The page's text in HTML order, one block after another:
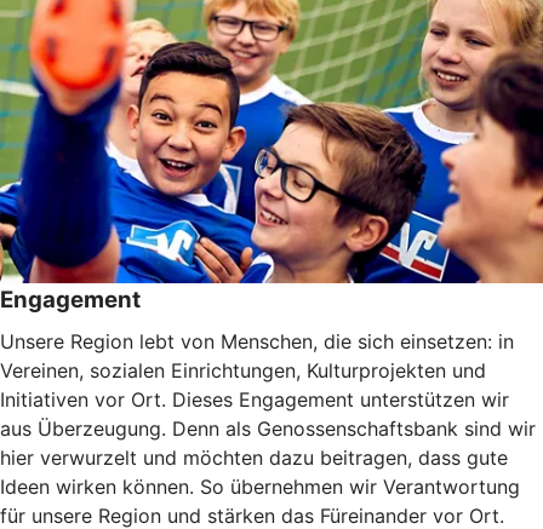
Engagement
Unsere Region lebt von Menschen, die sich einsetzen: in
Vereinen, sozialen Einrichtungen, Kulturprojekten und
Initiativen vor Ort. Dieses Engagement unterstützen wir
aus Überzeugung. Denn als Genossenschaftsbank sind wir
hier verwurzelt und möchten dazu beitragen, dass gute
Ideen wirken können. So übernehmen wir Verantwortung
für unsere Region und stärken das Füreinander vor Ort.